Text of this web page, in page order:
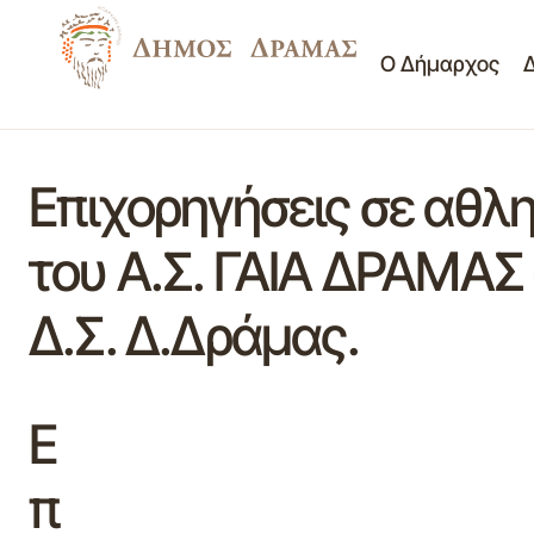
Ο Δήμαρχος
Επιχορηγήσεις σε
του Α.Σ. ΓΑΙΑ
Δ.Σ. Δ.Δράμας.
Ε
π